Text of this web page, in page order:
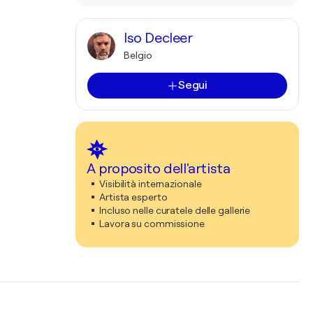
Iso Decleer
Belgio
Segui
A proposito dell'artista
Visibilità internazionale
Artista esperto
Incluso nelle curatele delle gallerie
Lavora su commissione